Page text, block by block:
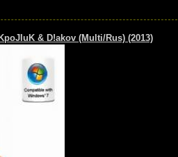
& D!akov (Multi/Rus) (2013)